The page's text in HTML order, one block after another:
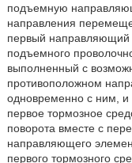
подъемную
направления
первый направляющий
подъемного
выполненный с
противоположном
одновременно с ним, и
первое тормозное
поворота вместе с
направляющего
первого тормозного